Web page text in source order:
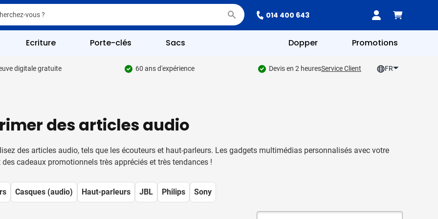
014 400 643
la catégorie Boissons
la catégorie Goodies
pour la catégorie Multimédia
pour la catégorie Outils & Sécurité
Ecriture Porte-clés Sacs Dopper Promotions
digitale gratuite 60 ans d'expérience Devis en 2 heuresService Client FR
des articles audio
des articles audio, tels que les écouteurs et haut-parleurs. Les gadgets multimédias personnalisés avec votre
des cadeaux promotionnels très appréciés et très tendances !
Casques (audio) Haut-parleurs JBL Philips Sony